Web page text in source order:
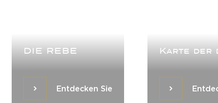
DIE REBE
Entdecken SieEntdecken Sie
Karte der
Entdecken